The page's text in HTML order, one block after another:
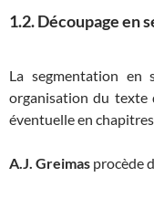
1.2. Découpage en
La segmentation en
organisation du texte
éventuelle en
A.J. Greimas procède